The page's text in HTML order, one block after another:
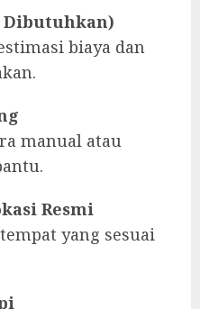
Dibutuhkan)
biaya dan
manual atau
Resmi
yang sesuai